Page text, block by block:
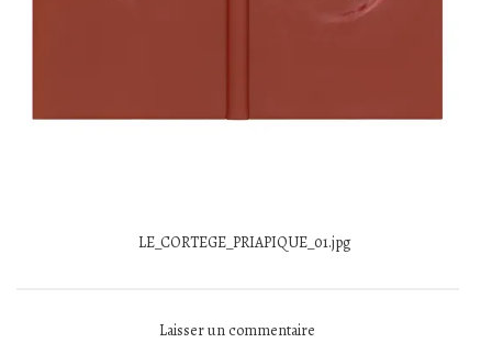
LE_CORTEGE_PRIAPIQUE_01.jpg
Laisser un commentaire